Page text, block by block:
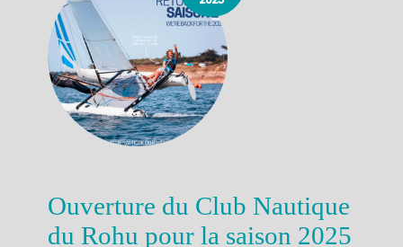
Ouverture du Club Nautique
du Rohu pour la saison 2025